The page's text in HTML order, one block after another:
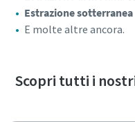
Estrazione sotterranea
E molte altre ancora.
Scopri tutti i